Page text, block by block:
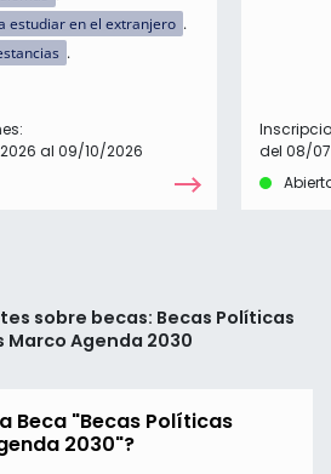
estudiar en el extranjero
al 09/10/2026
del 08/
sobre becas: Becas Políticas
Marco Agenda 2030
Beca "Becas Políticas
2030"?